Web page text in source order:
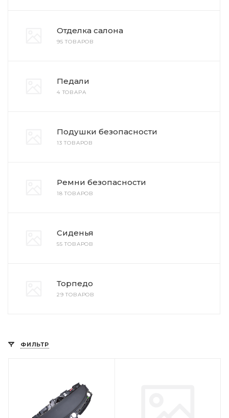
Отделка салона
95 ТОВАРОВ
Педали
4 ТОВАРА
Подушки безопасности
13 ТОВАРОВ
Ремни безопасности
18 ТОВАРОВ
Сиденья
55 ТОВАРОВ
Торпедо
29 ТОВАРОВ
ФИЛЬТР